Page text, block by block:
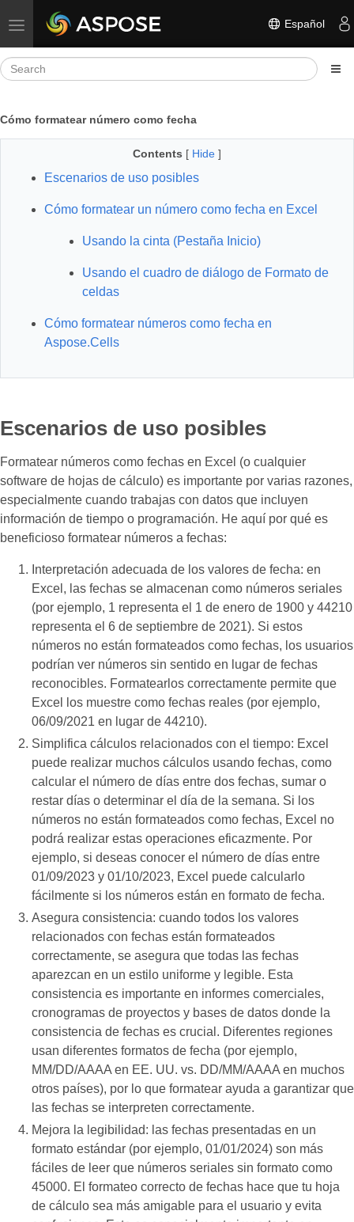
Toggle navigation Español
Cómo formatear número como fecha
Contents [ Hide ]
Escenarios de uso posibles
Cómo formatear un número como fecha en Excel
Usando la cinta (Pestaña Inicio)
Usando el cuadro de diálogo de Formato de
celdas
Cómo formatear números como fecha en
Aspose.Cells
Escenarios de uso posibles
Formatear números como fechas en Excel (o cualquier
software de hojas de cálculo) es importante por varias razones,
especialmente cuando trabajas con datos que incluyen
información de tiempo o programación. He aquí por qué es
beneficioso formatear números a fechas:
Interpretación adecuada de los valores de fecha: en
Excel, las fechas se almacenan como números seriales
(por ejemplo, 1 representa el 1 de enero de 1900 y 44210
representa el 6 de septiembre de 2021). Si estos
números no están formateados como fechas, los usuarios
podrían ver números sin sentido en lugar de fechas
reconocibles. Formatearlos correctamente permite que
Excel los muestre como fechas reales (por ejemplo,
06/09/2021 en lugar de 44210).
Simplifica cálculos relacionados con el tiempo: Excel
puede realizar muchos cálculos usando fechas, como
calcular el número de días entre dos fechas, sumar o
restar días o determinar el día de la semana. Si los
números no están formateados como fechas, Excel no
podrá realizar estas operaciones eficazmente. Por
ejemplo, si deseas conocer el número de días entre
01/09/2023 y 01/10/2023, Excel puede calcularlo
fácilmente si los números están en formato de fecha.
Asegura consistencia: cuando todos los valores
relacionados con fechas están formateados
correctamente, se asegura que todas las fechas
aparezcan en un estilo uniforme y legible. Esta
consistencia es importante en informes comerciales,
cronogramas de proyectos y bases de datos donde la
consistencia de fechas es crucial. Diferentes regiones
usan diferentes formatos de fecha (por ejemplo,
MM/DD/AAAA en EE. UU. vs. DD/MM/AAAA en muchos
otros países), por lo que formatear ayuda a garantizar que
las fechas se interpreten correctamente.
Mejora la legibilidad: las fechas presentadas en un
formato estándar (por ejemplo, 01/01/2024) son más
fáciles de leer que números seriales sin formato como
45000. El formateo correcto de fechas hace que tu hoja
de cálculo sea más amigable para el usuario y evita